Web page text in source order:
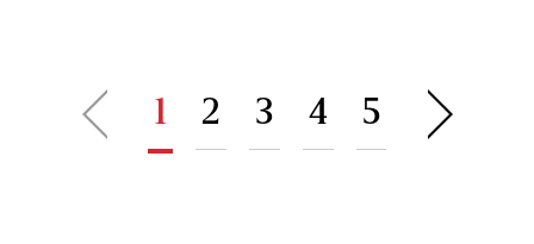
Primărie.
Se vor
vira
se află în
pragul
1 2 3 4 5